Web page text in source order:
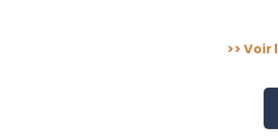
>>Voir